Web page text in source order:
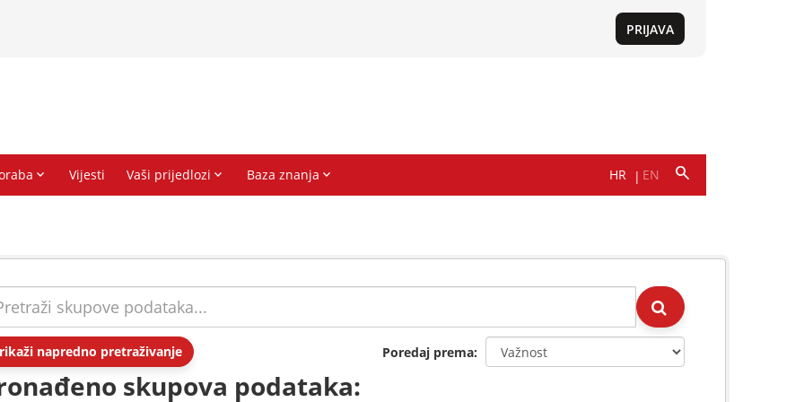
napredno pretraživanje Poredaj prema
skupova podataka: